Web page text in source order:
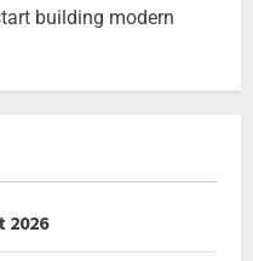
building modern
2026